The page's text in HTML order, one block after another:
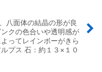
八面体の結晶の形が良
クの色合いや透明感が
ってレインボーがきら
プス 石：約１３×１０